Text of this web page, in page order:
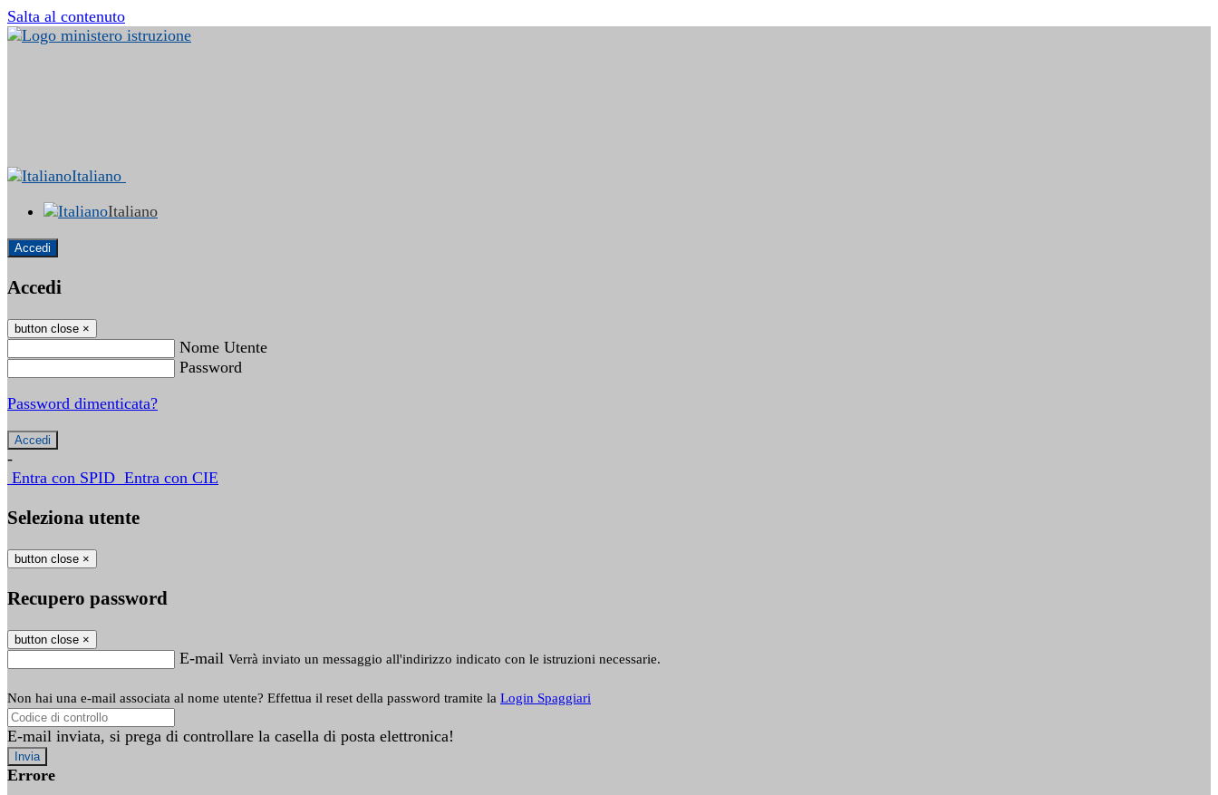
Salta al contenuto
Italiano
Italiano
Accedi
Accedi
button close ×
Nome Utente
Password
Password dimenticata?
-
Entra con SPID Entra con CIE
Seleziona utente
button close ×
Recupero password
button close ×
E-mail Verrà inviato un messaggio all'indirizzo indicato con le istruzioni necessarie.
Non hai una e-mail associata al nome utente? Effettua il reset della password tramite la Login Spaggiari
E-mail inviata, si prega di controllare la casella di posta elettronica!
Errore